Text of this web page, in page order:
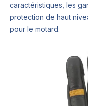
caractéristiques, les
protection de haut
pour le motard.